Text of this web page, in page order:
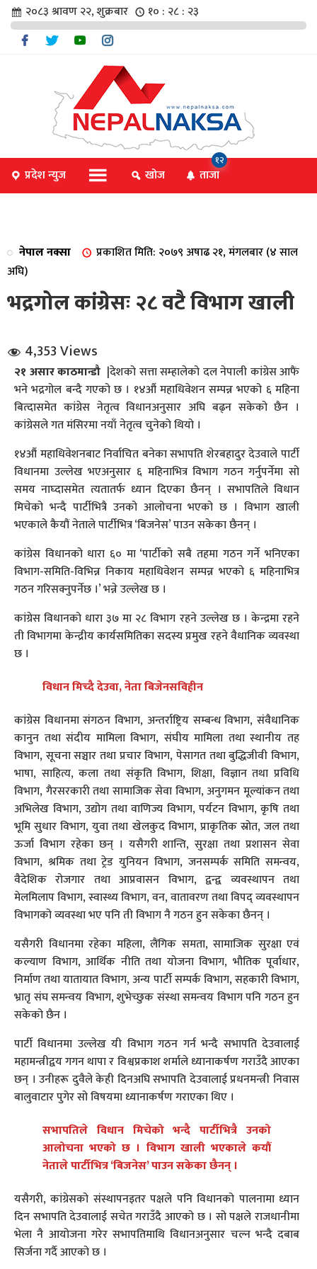
संवाद
२०८३ श्रावण २२, शुक्रबार १० : २८ : २३
प्रदेश न्युज खोज ताजा
१२
नेपाल नक्सा
प्रकाशित मिति: २०७९ अषाढ २१, मंगलबार (४ साल
अघि)
भद्रगोल कांग्रेसः २८ वटै विभाग खाली
4,353 Views
२१ असार काठमान्डौ |देशको सत्ता सम्हालेको दल नेपाली कांग्रेस आफैं
भने भद्रगोल बन्दै गएको छ । १४औं महाधिवेशन सम्पन्न भएको ६ महिना
बित्दासमेत कांग्रेस नेतृत्व विधानअनुसार अघि बढ्न सकेको छैन ।
कांग्रेसले गत मंसिरमा नयाँ नेतृत्व चुनेको थियो ।
१४औं महाधिवेशनबाट निर्वाचित बनेका सभापति शेरबहादुर देउवाले पार्टी
विधानमा उल्लेख भएअनुसार ६ महिनाभित्र विभाग गठन गर्नुपर्नेमा सो
समय नाघ्दासमेत त्यतातर्फ ध्यान दिएका छैनन् । सभापतिले विधान
मिचेको भन्दै पार्टीभित्रै उनको आलोचना भएको छ । विभाग खाली
भएकाले कैयौं नेताले पार्टीभित्र ‘बिजनेस’ पाउन सकेका छैनन् ।
कांग्रेस विधानको धारा ६० मा ‘पार्टीको सबै तहमा गठन गर्ने भनिएका
विभाग-समिति-विभिन्न निकाय महाधिवेशन सम्पन्न भएको ६ महिनाभित्र
गठन गरिसक्नुपर्नेछ ।’ भन्ने उल्लेख छ ।
कांग्रेस विधानको धारा ३७ मा २८ विभाग रहने उल्लेख छ । केन्द्रमा रहने
ती विभागमा केन्द्रीय कार्यसमितिका सदस्य प्रमुख रहने वैधानिक व्यवस्था
छ ।
विधान मिच्दै देउवा, नेता बिजेनसविहीन
कांग्रेस विधानमा संगठन विभाग, अन्तर्राष्ट्रिय सम्बन्ध विभाग, संवैधानिक
कानुन तथा संदीय मामिला विभाग, संघीय मामिला तथा स्थानीय तह
विभाग, सूचना सञ्चार तथा प्रचार विभाग, पेसागत तथा बुद्धिजीवी विभाग,
भाषा, साहित्य, कला तथा संकृति विभाग, शिक्षा, विज्ञान तथा प्रविधि
विभाग, गैरसरकारी तथा सामाजिक सेवा विभाग, अनुगमन मूल्यांकन तथा
अभिलेख विभाग, उद्योग तथा वाणिज्य विभाग, पर्यटन विभाग, कृषि तथा
भूमि सुधार विभाग, युवा तथा खेलकुद विभाग, प्राकृतिक स्रोत, जल तथा
ऊर्जा विभाग रहेका छन् । यसैगरी शान्ति, सुरक्षा तथा प्रशासन सेवा
विभाग, श्रमिक तथा ट्रेड युनियन विभाग, जनसम्पर्क समिति समन्वय,
वैदेशिक रोजगार तथा आप्रवासन विभाग, द्वन्द्व व्यवस्थापन तथा
मेलमिलाप विभाग, स्वास्थ्य विभाग, वन, वातावरण तथा विपद् व्यवस्थापन
विभागको व्यवस्था भए पनि ती विभाग नै गठन हुन सकेका छैनन् ।
यसैगरी विधानमा रहेका महिला, लैंगिक समता, सामाजिक सुरक्षा एवं
कल्याण विभाग, आर्थिक नीति तथा योजना विभाग, भौतिक पूर्वाधार,
निर्माण तथा यातायात विभाग, अन्य पार्टी सम्पर्क विभाग, सहकारी विभाग,
भ्रातृ संघ समन्वय विभाग, शुभेच्छुक संस्था समन्वय विभाग पनि गठन हुन
सकेको छैन ।
पार्टी विधानमा उल्लेख यी विभाग गठन गर्न भन्दै सभापति देउवालाई
महामन्त्रीद्वय गगन थापा र विश्वप्रकाश शर्माले ध्यानाकर्षण गराउँदै आएका
छन् । उनीहरू दुवैले केही दिनअघि सभापति देउवालाई प्रधनमन्त्री निवास
बालुवाटार पुगेर सो विषयमा ध्यानाकर्षण गराएका थिए ।
सभापतिले विधान मिचेको भन्दै पार्टीभित्रै उनको
आलोचना भएको छ । विभाग खाली भएकाले कयौं
नेताले पार्टीभित्र ‘बिजनेस’ पाउन सकेका छैनन् ।
यसैगरी, कांग्रेसको संस्थापनइतर पक्षले पनि विधानको पालनामा ध्यान
दिन सभापति देउवालाई सचेत गराउँदै आएको छ । सो पक्षले राजधानीमा
भेला नै आयोजना गरेर सभापतिमाथि विधानअनुसार चल्न भन्दै दबाब
सिर्जना गर्दै आएको छ ।